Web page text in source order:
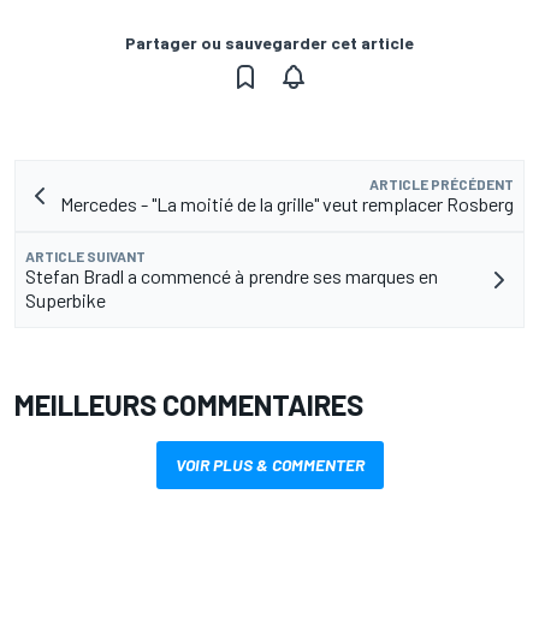
Partager ou sauvegarder cet article
ARTICLE PRÉCÉDENT
Mercedes - "La moitié de la grille" veut remplacer Rosberg
ARTICLE SUIVANT
Stefan Bradl a commencé à prendre ses marques en
Superbike
MEILLEURS COMMENTAIRES
VOIR PLUS & COMMENTER